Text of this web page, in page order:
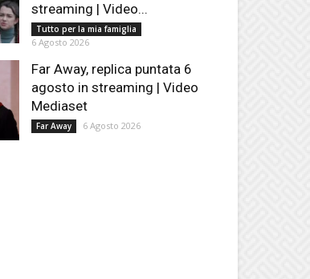
streaming | Video...
Tutto per la mia famiglia
6 Agosto 2026
Far Away, replica puntata 6
agosto in streaming | Video
Mediaset
Far Away 6 Agosto 2026